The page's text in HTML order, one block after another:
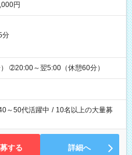
円
分
➁20:00～翌5:00（休憩60分）
～50代活躍中 / 10名以上の大量募
する 詳細へ